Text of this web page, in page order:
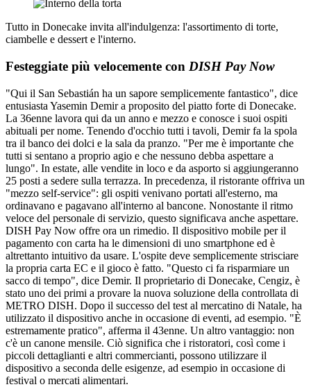
Tutto in Donecake invita all'indulgenza: l'assortimento di torte,
ciambelle e dessert e l'interno.
Festeggiate più velocemente con DISH Pay Now
"Qui il San Sebastián ha un sapore semplicemente fantastico", dice
entusiasta Yasemin Demir a proposito del piatto forte di Donecake.
La 36enne lavora qui da un anno e mezzo e conosce i suoi ospiti
abituali per nome. Tenendo d'occhio tutti i tavoli, Demir fa la spola
tra il banco dei dolci e la sala da pranzo. "Per me è importante che
tutti si sentano a proprio agio e che nessuno debba aspettare a
lungo". In estate, alle vendite in loco e da asporto si aggiungeranno
25 posti a sedere sulla terrazza. In precedenza, il ristorante offriva un
"mezzo self-service": gli ospiti venivano portati all'esterno, ma
ordinavano e pagavano all'interno al bancone. Nonostante il ritmo
veloce del personale di servizio, questo significava anche aspettare.
DISH Pay Now offre ora un rimedio. Il dispositivo mobile per il
pagamento con carta ha le dimensioni di uno smartphone ed è
altrettanto intuitivo da usare. L'ospite deve semplicemente strisciare
la propria carta EC e il gioco è fatto. "Questo ci fa risparmiare un
sacco di tempo", dice Demir. Il proprietario di Donecake, Cengiz, è
stato uno dei primi a provare la nuova soluzione della controllata di
METRO DISH. Dopo il successo del test al mercatino di Natale, ha
utilizzato il dispositivo anche in occasione di eventi, ad esempio. "È
estremamente pratico", afferma il 43enne. Un altro vantaggio: non
c'è un canone mensile. Ciò significa che i ristoratori, così come i
piccoli dettaglianti e altri commercianti, possono utilizzare il
dispositivo a seconda delle esigenze, ad esempio in occasione di
festival o mercati alimentari.